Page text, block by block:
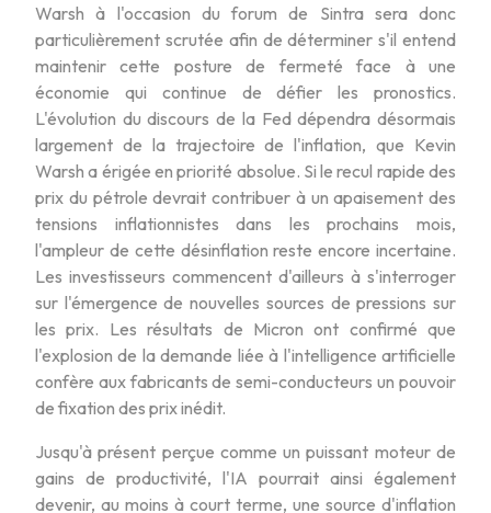
Warsh à l'occasion du forum de Sintra sera donc
particulièrement scrutée afin de déterminer s'il entend
maintenir cette posture de fermeté face à une
économie qui continue de défier les pronostics.
L'évolution du discours de la Fed dépendra désormais
largement de la trajectoire de l'inflation, que Kevin
Warsh a érigée en priorité absolue. Si le recul rapide des
prix du pétrole devrait contribuer à un apaisement des
tensions inflationnistes dans les prochains mois,
l'ampleur de cette désinflation reste encore incertaine.
Les investisseurs commencent d'ailleurs à s'interroger
sur l'émergence de nouvelles sources de pressions sur
les prix. Les résultats de Micron ont confirmé que
l'explosion de la demande liée à l'intelligence artificielle
confère aux fabricants de semi-conducteurs un pouvoir
de fixation des prix inédit.
Jusqu'à présent perçue comme un puissant moteur de
gains de productivité, l'IA pourrait ainsi également
devenir, au moins à court terme, une source d'inflation